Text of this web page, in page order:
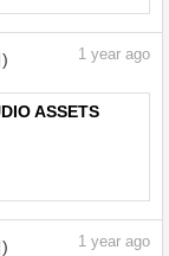
1 year ago
ASSETS
1 year ago